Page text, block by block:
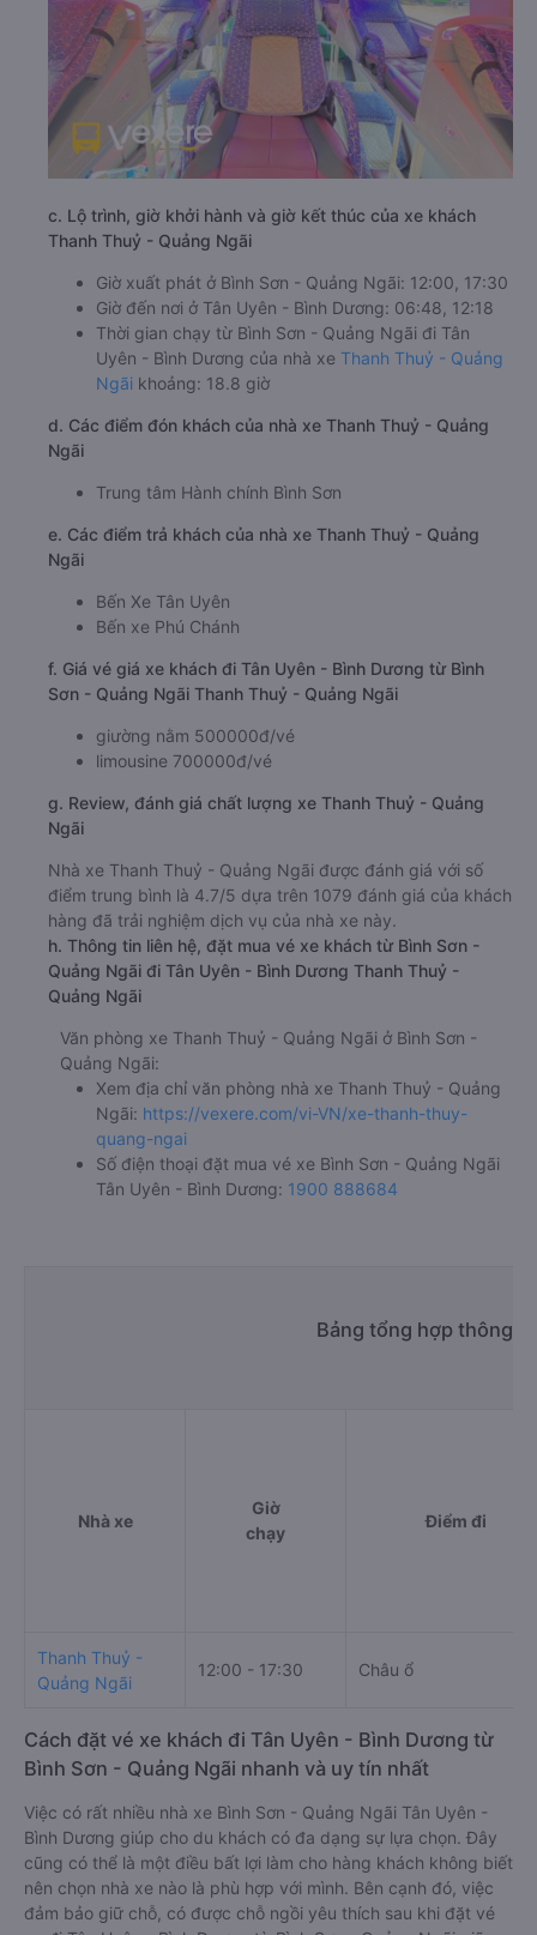
c. Lộ trình, giờ khởi hành và giờ kết thúc của xe khách
Thanh Thuỷ - Quảng Ngãi
Giờ xuất phát ở Bình Sơn - Quảng Ngãi: 12:00, 17:30
Giờ đến nơi ở Tân Uyên - Bình Dương: 06:48, 12:18
Thời gian chạy từ Bình Sơn - Quảng Ngãi đi Tân
Uyên - Bình Dương của nhà xe Thanh Thuỷ - Quảng
Ngãi khoảng: 18.8 giờ
d. Các điểm đón khách của nhà xe Thanh Thuỷ - Quảng
Ngãi
Trung tâm Hành chính Bình Sơn
e. Các điểm trả khách của nhà xe Thanh Thuỷ - Quảng
Ngãi
Bến Xe Tân Uyên
Bến xe Phú Chánh
f. Giá vé giá xe khách đi Tân Uyên - Bình Dương từ Bình
Sơn - Quảng Ngãi Thanh Thuỷ - Quảng Ngãi
giường nằm 500000đ/vé
limousine 700000đ/vé
g. Review, đánh giá chất lượng xe Thanh Thuỷ - Quảng
Ngãi
Nhà xe Thanh Thuỷ - Quảng Ngãi được đánh giá với số
điểm trung bình là 4.7/5 dựa trên 1079 đánh giá của khách
hàng đã trải nghiệm dịch vụ của nhà xe này.
h. Thông tin liên hệ, đặt mua vé xe khách từ Bình Sơn -
Quảng Ngãi đi Tân Uyên - Bình Dương Thanh Thuỷ -
Quảng Ngãi
Văn phòng xe Thanh Thuỷ - Quảng Ngãi ở Bình Sơn -
Quảng Ngãi:
Xem địa chỉ văn phòng nhà xe Thanh Thuỷ - Quảng
Ngãi: https://vexere.com/vi-VN/xe-thanh-thuy-
quang-ngai
Số điện thoại đặt mua vé xe Bình Sơn - Quảng Ngãi
Tân Uyên - Bình Dương: 1900 888684
Bảng tổng hợp thông
Nhà xe
Giờ
chạy
Điểm đi
Thanh Thuỷ -
Quảng Ngãi
12:00 - 17:30 Châu ổ
Cách đặt vé xe khách đi Tân Uyên - Bình Dương từ
Bình Sơn - Quảng Ngãi nhanh và uy tín nhất
Việc có rất nhiều nhà xe Bình Sơn - Quảng Ngãi Tân Uyên -
Bình Dương giúp cho du khách có đa dạng sự lựa chọn. Đây
cũng có thể là một điều bất lợi làm cho hàng khách không biết
nên chọn nhà xe nào là phù hợp với mình. Bên cạnh đó, việc
đảm bảo giữ chỗ, có được chỗ ngồi yêu thích sau khi đặt vé